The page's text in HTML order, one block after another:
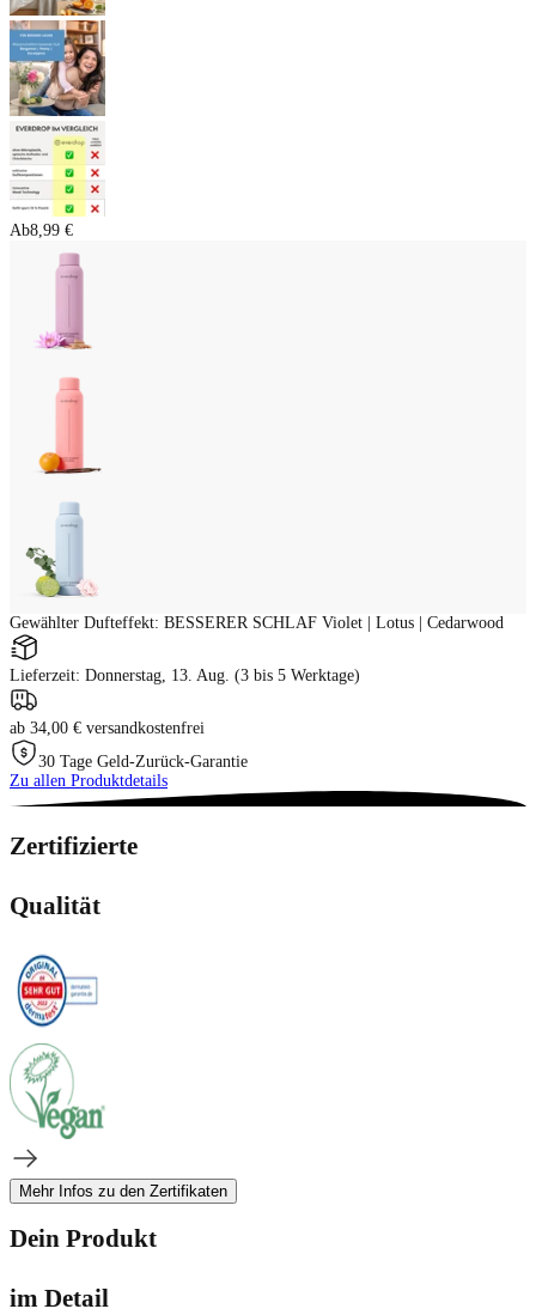
Ab8,99 €
Gewählter Dufteffekt: BESSERER SCHLAF Violet | Lotus | Cedarwood
Lieferzeit: Donnerstag, 13. Aug. (3 bis 5 Werktage)
ab 34,00 € versandkostenfrei
30 Tage Geld-Zurück-Garantie
Zu allen Produktdetails
Zertifizierte
Qualität
Mehr Infos zu den Zertifikaten
Dein Produkt
im Detail